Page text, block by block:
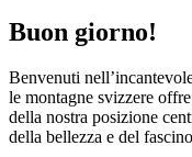
Buon giorno!
Benvenuti
le montagne svizzere
della nostra posizione
della bellezza e del